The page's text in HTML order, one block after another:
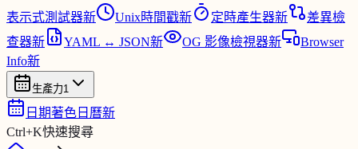
表示式測試器新 Unix時間戳新 定時產生器新
差異檢
查器新 YAML ↔ JSON新 OG 影像檢視器新
Browser
Info新
生產力1
日期著色日曆新
Ctrl+K快速搜尋